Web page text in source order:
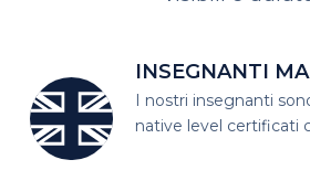
INSEGNANTI
I nostri insegnanti
native level certificati